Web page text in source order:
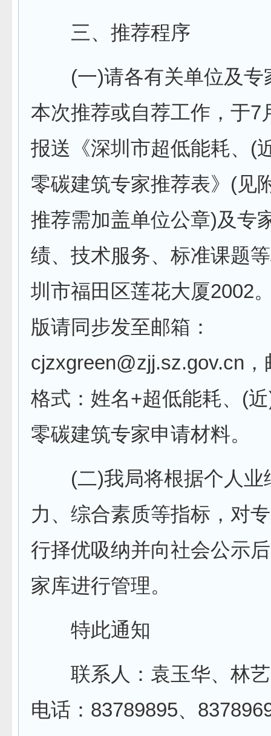
三、推荐程序
(一)请各有关单位及专
本次推荐或自荐工作，于7
报送《深圳市超低能耗、(
零碳建筑专家推荐表》(见
推荐需加盖单位公章)及专
绩、技术服务、标准课题
圳市福田区莲花大厦2002
版请同步发至邮箱：
cjzxgreen@zjj.sz.gov.cn，
格式：姓名+超低能耗、(
零碳建筑专家申请材料。
(二)我局将根据个人业
力、综合素质等指标，对
行择优吸纳并向社会公示
家库进行管理。
特此通知
联系人：袁玉华、林艺
电话：83789895、